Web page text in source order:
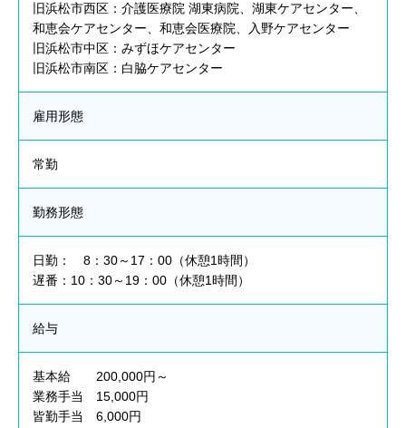
旧浜松市西区：介護医療院 湖東病院、湖東ケアセンター、
和恵会ケアセンター、和恵会医療院、入野ケアセンター
旧浜松市中区：みずほケアセンター
旧浜松市南区：白脇ケアセンター
雇用形態
常勤
勤務形態
日勤： 8：30～17：00（休憩1時間）
遅番：10：30～19：00（休憩1時間）
給与
基本給 200,000円～
業務手当 15,000円
皆勤手当 6,000円